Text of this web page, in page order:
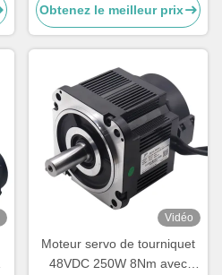
Obtenez le meilleur prix
Vidéo
Moteur servo de tourniquet
48VDC 250W 8Nm avec